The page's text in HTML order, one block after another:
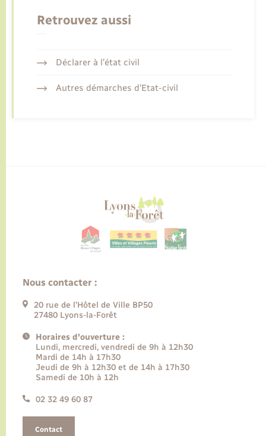
Retrouvez aussi
Déclarer à l’état civil
Autres démarches d’Etat-civil
Nous contacter :
20 rue de l’Hôtel de Ville BP50
27480 Lyons-la-Forêt
Horaires d'ouverture :
Lundi, mercredi, vendredi de 9h à 12h30
Mardi de 14h à 17h30
Jeudi de 9h à 12h30 et de 14h à 17h30
Samedi de 10h à 12h
02 32 49 60 87
Contact